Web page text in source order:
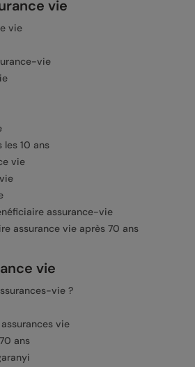
vie
vie
vie
10 ans
vie
assurance-vie
assurance vie après 70 ans
vie
vie ?
vie
ans